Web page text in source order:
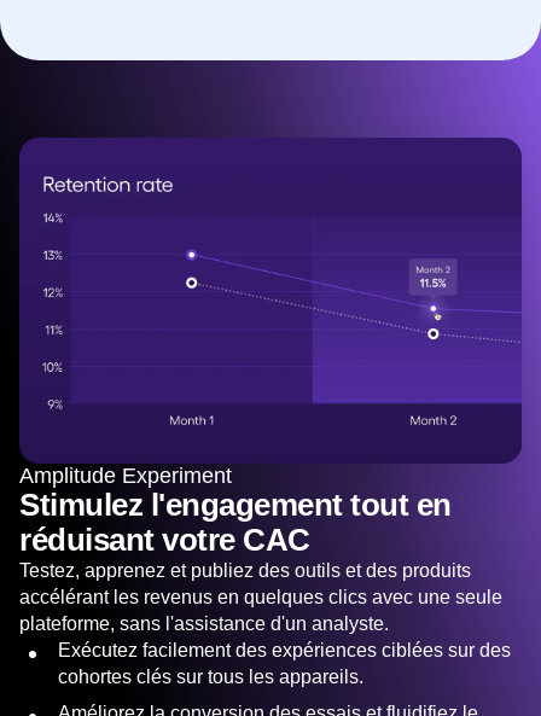
Amplitude Experiment
Stimulez l'engagement tout en
réduisant votre CAC
Testez, apprenez et publiez des outils et des produits
accélérant les revenus en quelques clics avec une seule
plateforme, sans l'assistance d'un analyste.
Exécutez facilement des expériences ciblées sur des
cohortes clés sur tous les appareils.